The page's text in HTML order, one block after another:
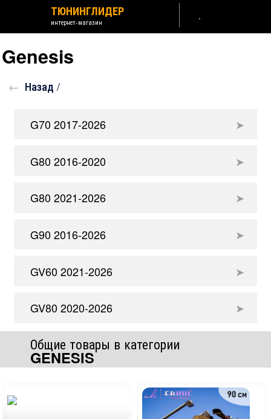
ТЮНИНГЛИДЕР
интернет-магазин
Genesis
Назад /
G70 2017-2026
G80 2016-2020
G80 2021-2026
G90 2016-2026
GV60 2021-2026
GV80 2020-2026
Общие товары в категории
GENESIS